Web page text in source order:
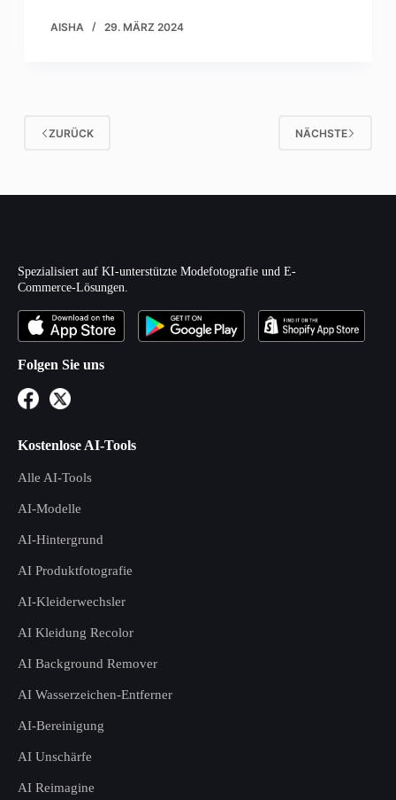
AISHA 29. MÄRZ 2024
ZURÜCK NÄCHSTE
Spezialisiert auf KI-unterstützte Modefotografie und E-
Commerce-Lösungen.
Folgen Sie uns
Kostenlose AI-Tools
Alle AI-Tools
AI-Modelle
AI-Hintergrund
AI Produktfotografie
AI-Kleiderwechsler
AI Kleidung Recolor
AI Background Remover
AI Wasserzeichen-Entferner
AI-Bereinigung
AI Unschärfe
AI Reimagine